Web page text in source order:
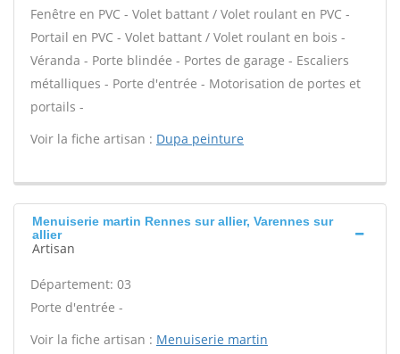
Fenêtre en PVC - Volet battant / Volet roulant en PVC -
Portail en PVC - Volet battant / Volet roulant en bois -
Véranda - Porte blindée - Portes de garage - Escaliers
métalliques - Porte d'entrée - Motorisation de portes et
portails -
Voir la fiche artisan : Dupa peinture
Menuiserie martin Rennes sur allier, Varennes sur
allier
Artisan
Département: 03
Porte d'entrée -
Voir la fiche artisan : Menuiserie martin